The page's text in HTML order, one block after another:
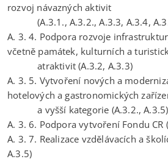
rozvoj návazných aktivit
(A.3.1., A.3.2., A.3.3, A.3.4,
A. 3. 4. Podpora rozvoje
včetně památek, kulturních a
atraktivit (A.3.2, A.3.3)
A. 3. 5. Vytvoření nových a
hotelových a gastronomických
a vyšší kategorie (A.3.2., A.3.5)
A. 3. 6. Podpora vytvoření Fondu CR
A. 3. 7. Realizace vzdělávacích a
A.3.5)